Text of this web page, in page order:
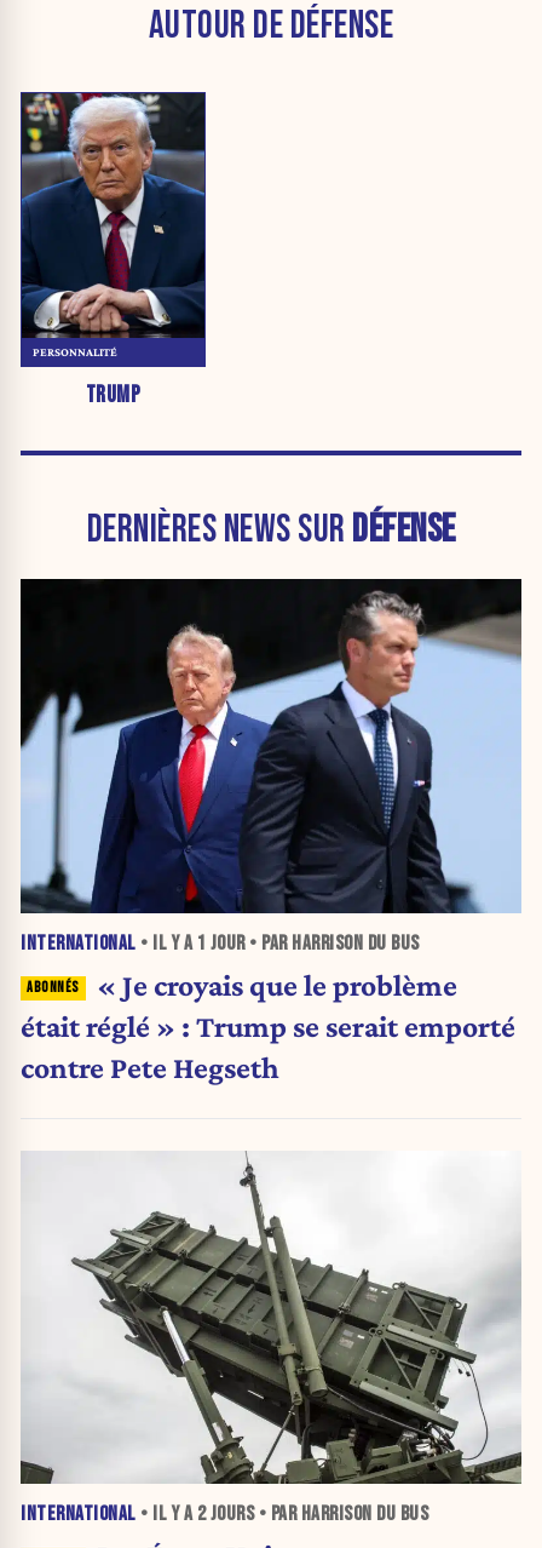
AUTOUR DE DÉFENSE
TRUMP
PERSONNALITÉ
DERNIÈRES NEWS SUR DÉFENSE
INTERNATIONAL • IL Y A 1 JOUR• PAR HARRISON DU BUS
« Je croyais que le problème
était réglé » : Trump se serait emporté
contre Pete Hegseth
INTERNATIONAL • IL Y A 2 JOURS• PAR HARRISON DU BUS